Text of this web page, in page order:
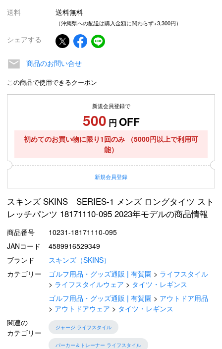
送料 送料無料
（沖縄県への配送は購入金額に関わらず+3,300円）
シェアする
商品のお問い合せ
この商品で使用できるクーポン
新規会員登録で
500 円 OFF
初めてのお買い物に限り1回のみ
（5000円以上で利用可
能）
新規会員登録
スキンズ SKINS SERIES-1 メンズ ロングタイツ スト
レッチパンツ 18171110-095 2023年モデルの商品情報
商品番号
10231-18171110-095
JANコード
4589916529349
ブランド
スキンズ（SKINS）
カテゴリー
ゴルフ用品・グッズ通販 | 有賀園
ライフスタイル
ライフスタイルウェア
タイツ・レギンス
ゴルフ用品・グッズ通販 | 有賀園
アウトドア用品
アウトドアウェア
タイツ・レギンス
関連の
カテゴリー
ジャージ ライフスタイル
パーカー＆トレーナー ライフスタイル